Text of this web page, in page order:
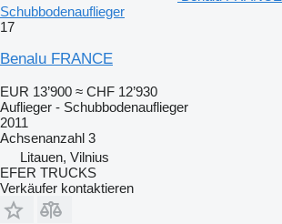
Schubbodenauflieger
17
Benalu FRANCE
EUR 13’900 ≈ CHF 12’930
Auflieger - Schubbodenauflieger
2011
Achsenanzahl 3
Litauen, Vilnius
EFER TRUCKS
Verkäufer kontaktieren